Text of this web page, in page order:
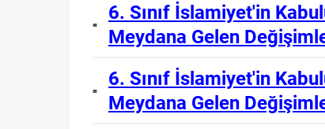
6. Sınıf İslamiyet'in
Meydana Gelen
6. Sınıf İslamiyet'in
Meydana Gelen